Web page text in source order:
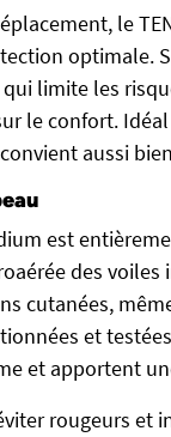
le
optimale.
limite les
le confort.
aussi
est
des
cutanées,
et
et apportent
rougeurs et